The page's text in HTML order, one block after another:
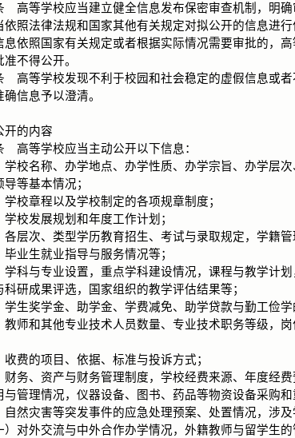
等学校应当建立健全信息发布保密审查机制，明确
依照法律法规和国家其他有关规定对拟公开的信息进行
照国家有关规定或者根据实际情况需要审批的，高
不得公开。
等学校发现不利于校园和社会稳定的虚假信息或者
信息予以澄清。
的内容
等学校应当主动公开以下信息：
名称、办学地点、办学性质、办学宗旨、办学层次
等基本情况；
章程以及学校制定的各项规章制度；
发展规划和年度工作计划；
次、类型学历教育招生、考试与录取规定，学籍管
毕业生就业指导与服务情况等；
与专业设置，重点学科建设情况，课程与教学计划
科研成果评选，国家组织的教学评估结果等；
奖学金、助学金、学费减免、助学贷款与勤工俭学
和其他专业技术人员数量、专业技术职务等级，岗
的项目、依据、标准与投诉方式；
、资产与财务管理制度，学校经费来源、年度经费
与管理情况，仪器设备、图书、药品等物资设备采购和
灾害等突发事件的应急处理预案、处置情况，涉及
外交流与中外合作办学情况，外籍教师与留学生的